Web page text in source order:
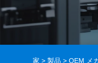
家 > 製品 >OEM メ